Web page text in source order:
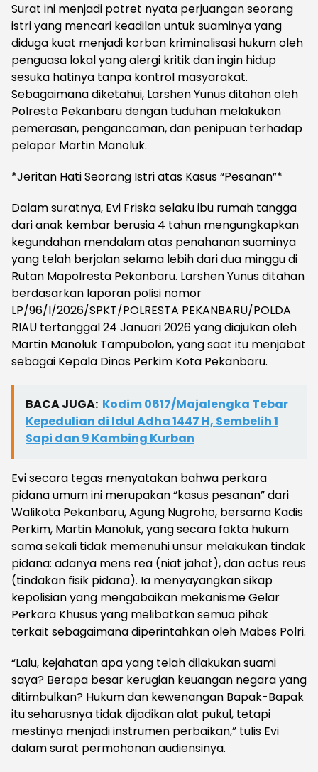
Surat ini menjadi potret nyata perjuangan seorang
istri yang mencari keadilan untuk suaminya yang
diduga kuat menjadi korban kriminalisasi hukum oleh
penguasa lokal yang alergi kritik dan ingin hidup
sesuka hatinya tanpa kontrol masyarakat.
Sebagaimana diketahui, Larshen Yunus ditahan oleh
Polresta Pekanbaru dengan tuduhan melakukan
pemerasan, pengancaman, dan penipuan terhadap
pelapor Martin Manoluk.
*Jeritan Hati Seorang Istri atas Kasus “Pesanan”*
Dalam suratnya, Evi Friska selaku ibu rumah tangga
dari anak kembar berusia 4 tahun mengungkapkan
kegundahan mendalam atas penahanan suaminya
yang telah berjalan selama lebih dari dua minggu di
Rutan Mapolresta Pekanbaru. Larshen Yunus ditahan
berdasarkan laporan polisi nomor
LP/96/I/2026/SPKT/POLRESTA PEKANBARU/POLDA
RIAU tertanggal 24 Januari 2026 yang diajukan oleh
Martin Manoluk Tampubolon, yang saat itu menjabat
sebagai Kepala Dinas Perkim Kota Pekanbaru.
BACA JUGA: Kodim 0617/Majalengka Tebar
Kepedulian di Idul Adha 1447 H, Sembelih 1
Sapi dan 9 Kambing Kurban
Evi secara tegas menyatakan bahwa perkara
pidana umum ini merupakan “kasus pesanan” dari
Walikota Pekanbaru, Agung Nugroho, bersama Kadis
Perkim, Martin Manoluk, yang secara fakta hukum
sama sekali tidak memenuhi unsur melakukan tindak
pidana: adanya mens rea (niat jahat), dan actus reus
(tindakan fisik pidana). Ia menyayangkan sikap
kepolisian yang mengabaikan mekanisme Gelar
Perkara Khusus yang melibatkan semua pihak
terkait sebagaimana diperintahkan oleh Mabes Polri.
“Lalu, kejahatan apa yang telah dilakukan suami
saya? Berapa besar kerugian keuangan negara yang
ditimbulkan? Hukum dan kewenangan Bapak-Bapak
itu seharusnya tidak dijadikan alat pukul, tetapi
mestinya menjadi instrumen perbaikan,” tulis Evi
dalam surat permohonan audiensinya.